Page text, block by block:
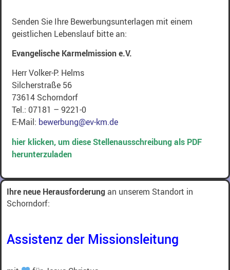
Senden Sie Ihre Bewerbungsunterlagen mit einem
geistlichen Lebenslauf bitte an:
Evangelische Karmelmission e.V.
Herr Volker-P. Helms
Silcherstraße 56
73614 Schorndorf
Tel.: 07181 – 9221-0
E-Mail: bewerbung@ev-km.de
hier klicken, um diese Stellenausschreibung als PDF
herunterzuladen
Ihre neue Herausforderung an unserem Standort in
Schorndorf:
Assistenz der Missionsleitung